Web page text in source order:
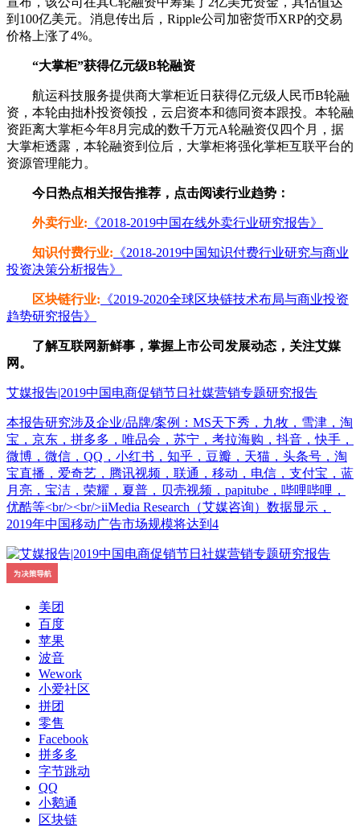
到100亿美元。消息传出后，Ripple公司加密货币XRP的交易
价格上涨了4%。
“大掌柜”获得亿元级B轮融资
航运科技服务提供商大掌柜近日获得亿元级人民币B轮融
资，本轮由拙朴投资领投，云启资本和德同资本跟投。本轮融
资距离大掌柜今年8月完成的数千万元A轮融资仅四个月，据
大掌柜透露，本轮融资到位后，大掌柜将强化掌柜互联平台的
资源管理能力。
今日热点相关报告推荐，点击阅读行业趋势：
外卖行业: 《2018-2019中国在线外卖行业研究报告》
知识付费行业: 《2018-2019中国知识付费行业研究与商业
投资决策分析报告》
区块链行业: 《2019-2020全球区块链技术布局与商业投资
趋势研究报告》
了解互联网新鲜事，掌握上市公司发展动态，关注艾媒
网。
艾媒报告|2019中国电商促销节日社媒营销专题研究报告
本报告研究涉及企业/品牌/案例：MS天下秀，九牧，雪津，淘
宝，京东，拼多多，唯品会，苏宁，考拉海购，抖音，快手，
微博，微信，QQ，小红书，知乎，豆瓣，天猫，头条号，淘
宝直播，爱奇艺，腾讯视频，联通，移动，电信，支付宝，蓝
月亮，宝洁，荣耀，夏普，贝壳视频，papitube，哔哩哔哩，
优酷等<br/><br/>iiMedia Research（艾媒咨询）数据显示，
2019年中国移动广告市场规模将达到4
美团
百度
苹果
波音
Wework
小爱社区
拼团
零售
Facebook
拼多多
字节跳动
QQ
小鹅通
区块链